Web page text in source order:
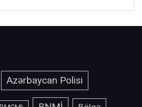
Azərbaycan Polisi